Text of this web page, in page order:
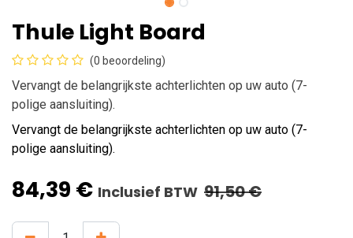
Thule Light Board
(0 beoordeling)
Vervangt de belangrijkste achterlichten op uw auto (7-
polige aansluiting).
Vervangt de belangrijkste achterlichten op uw auto (7-
polige aansluiting).
84,39 € Inclusief BTW 91,50€